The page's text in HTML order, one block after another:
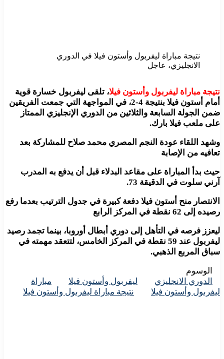
نتيجة مباراة ليفربول وأستون فيلا في الدوري
الانجليزي، عاجل
نتيجة مباراة ليفربول وأستون فيلا، تلقى ليفربول خسارة قوية
أمام أستون فيلا بنتيجة 4-2، في المواجهة التي جمعت الفريقين
ضمن الجولة السابعة والثلاثين من الدوري الإنجليزي الممتاز
على ملعب فيلا بارك.
وشهد اللقاء عودة النجم المصري محمد صلاح للمشاركة بعد
تعافيه من الإصابة
حيث بدأ المباراة على مقاعد البدلاء قبل أن يدفع به المدرب
آرني سلوت في الدقيقة 73.
الانتصار منح أستون فيلا دفعة كبيرة في جدول الترتيب بعدما رفع
رصيده إلى 62 نقطة في المركز الرابع
ليعزز فرصه في التأهل إلى دوري أبطال أوروبا، بينما تجمد رصيد
ليفربول عند 59 نقطة في المركز الخامس، لتتعقد مهمته في
سباق المربع الذهبي.
الوسوم
الدوري الانجليزي
ليفربول وأستون فيلا
مباراة
ليفربول وأستون فيلا
نتيجة مباراة ليفربول وأستون فيلا